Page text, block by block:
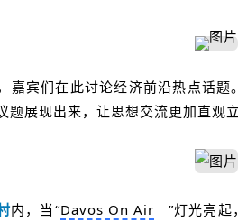
嘉宾们在此讨论经济前沿热点话
题展现出来，让思想交流更加直观立
内，当“Davos On Air ”灯光亮